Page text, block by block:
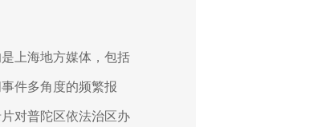
上海地方媒体，包括
件多角度的频繁报
对普陀区依法治区办